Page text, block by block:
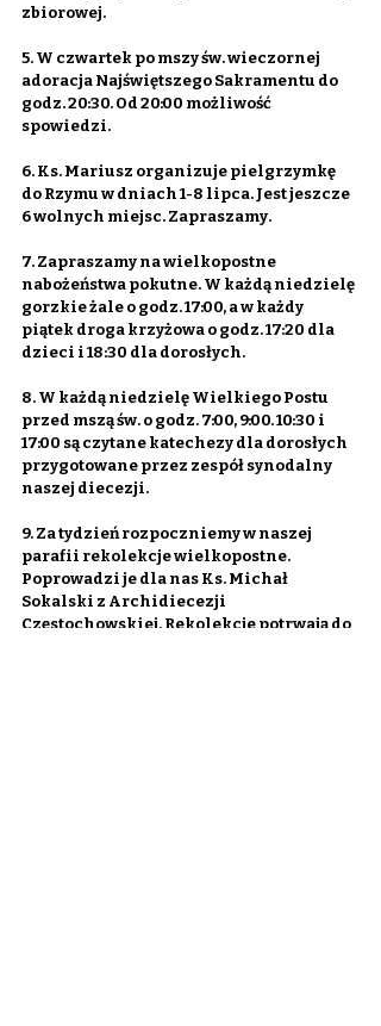
zbiorowej.
5. W czwartek po mszy św. wieczornej
adoracja Najświętszego Sakramentu do
godz. 20:30. Od 20:00 możliwość
spowiedzi.
6. Ks. Mariusz organizuje pielgrzymkę
do Rzymu w dniach 1-8 lipca. Jest jeszcze
6 wolnych miejsc. Zapraszamy.
7. Zapraszamy na wielkopostne
nabożeństwa pokutne. W każdą niedzielę
gorzkie żale o godz. 17:00, a w każdy
piątek droga krzyżowa o godz. 17:20 dla
dzieci i 18:30 dla dorosłych.
8. W każdą niedzielę Wielkiego Postu
przed mszą św. o godz. 7:00, 9:00. 10:30 i
17:00 są czytane katechezy dla dorosłych
przygotowane przez zespół synodalny
naszej diecezji.
9. Za tydzień rozpoczniemy w naszej
parafii rekolekcje wielkopostne.
Poprowadzi je dla nas Ks. Michał
Sokalski z Archidiecezji
Częstochowskiej. Rekolekcje potrwają do